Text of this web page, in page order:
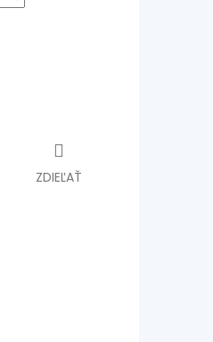
ZDIEĽAŤ